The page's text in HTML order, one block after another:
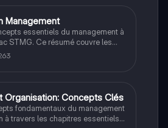
Management
essentiels du management à
STMG. Ce résumé couvre les
les styles de direction, la
le diagnostic stratégique, et
Organisation: Concepts Clés
fondamentaux du management
à travers les chapitres essentiels